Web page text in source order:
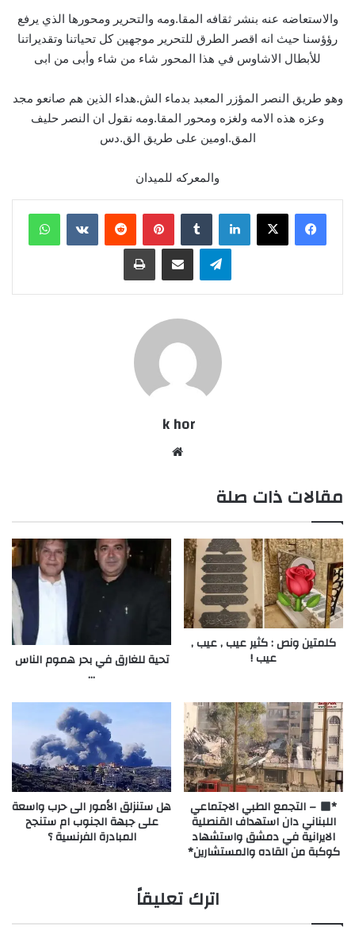
والاستعاضه عنه بنشر ثقافه المقا.ومه والتحرير ومحورها الذي يرفع
رؤؤسنا حيث انه اقصر الطرق للتحرير موجهين كل تحياتنا وتقديراتنا
للأبطال الاشاوس في هذا المحور شاء من شاء وأبى من ابى
وهو طريق النصر المؤزر المعبد بدماء الش.هداء الذين هم صانعو مجد
وعزه هذه الامه ولغزه ومحور المقا.ومه نقول ان النصر حليف
المق.اومين على طريق الق.دس
والمعركه للميدان
لينكدإن بينتيريست
تيلقرام مشاركة عبر البريد طباعة
k hor
مقالات ذات صلة
كلمتين ونص : كثير عيب , عيب ,
عيب ! تحية للغارق في بحر هموم الناس
…
* – التجمع الطبي الاجتماعي
اللبناني دان استهداف القنصلية
الايرانية في دمشق واستشهاد
كوكبة من القاده والمستشارين*
هل ستنزلق الأمور الى حرب واسعة
على جبهة الجنوب ام ستنجح
المبادرة الفرنسية ؟
اترك تعليقاً